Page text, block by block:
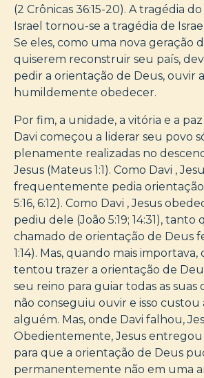
(2 Crônicas 36:15-20). A tragédia
Israel tornou-se a tragédia de
Se eles, como uma nova geração
quiserem reconstruir seu país,
pedir a orientação de Deus, ouvir
humildemente obedecer.
Por fim, a unidade, a vitória e a
Davi começou a liderar seu povo
plenamente realizadas no
Jesus (Mateus 1:1). Como Davi ,
frequentemente pedia orientação
5:16, 6:12). Como Davi , Jesus
pediu dele (João 5:19; 14:31), tanto
chamado de orientação de Deus
1:14). Mas, quando mais
tentou trazer a orientação de
seu reino para guiar todas as suas
não conseguiu ouvir e isso custou
alguém. Mas, onde Davi falhou,
Obedientemente, Jesus entregou
para que a orientação de Deus
permanentemente não em uma